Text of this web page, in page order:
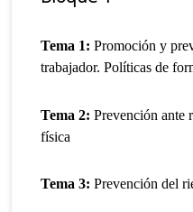
Tema 1: Promoción y
trabajador. Políticas de
Tema 2: Prevención ante
física
Tema 3: Prevención del